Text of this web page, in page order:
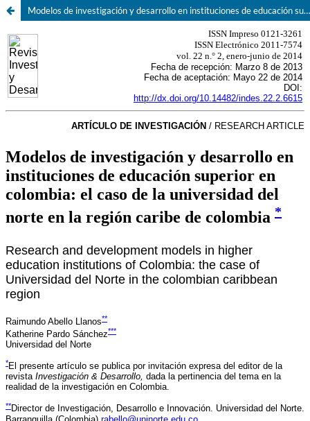
Modelos de investigación y desarrollo en instituciones de educación superior en Colombia: El caso de la Universidad del Norte en la región Caribe de Colombia